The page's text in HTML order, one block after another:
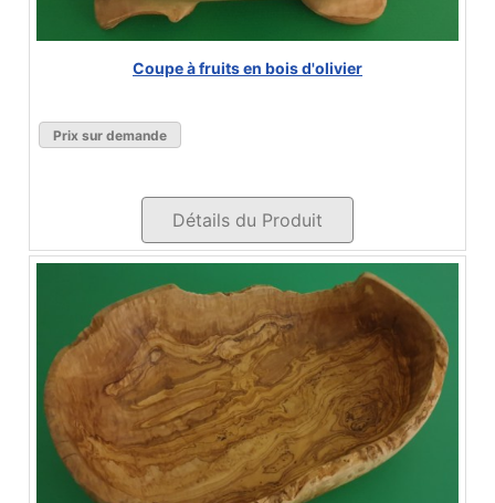
Coupe à fruits en bois d'olivier
Prix sur demande
Détails du Produit